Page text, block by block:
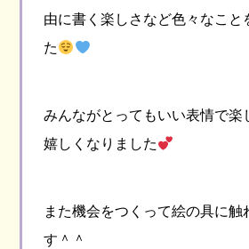
由に書く楽しさなど色々なこと
た
みんながとってもいい表情で楽
嬉しくなりました
また機会をつくって絵の具に触
す＾＾